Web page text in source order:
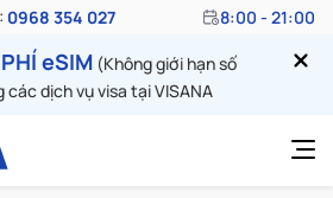
0968 354 027 8:00 - 21:00
eSIM (Không giới hạn số
dịch vụ visa tại VISANA